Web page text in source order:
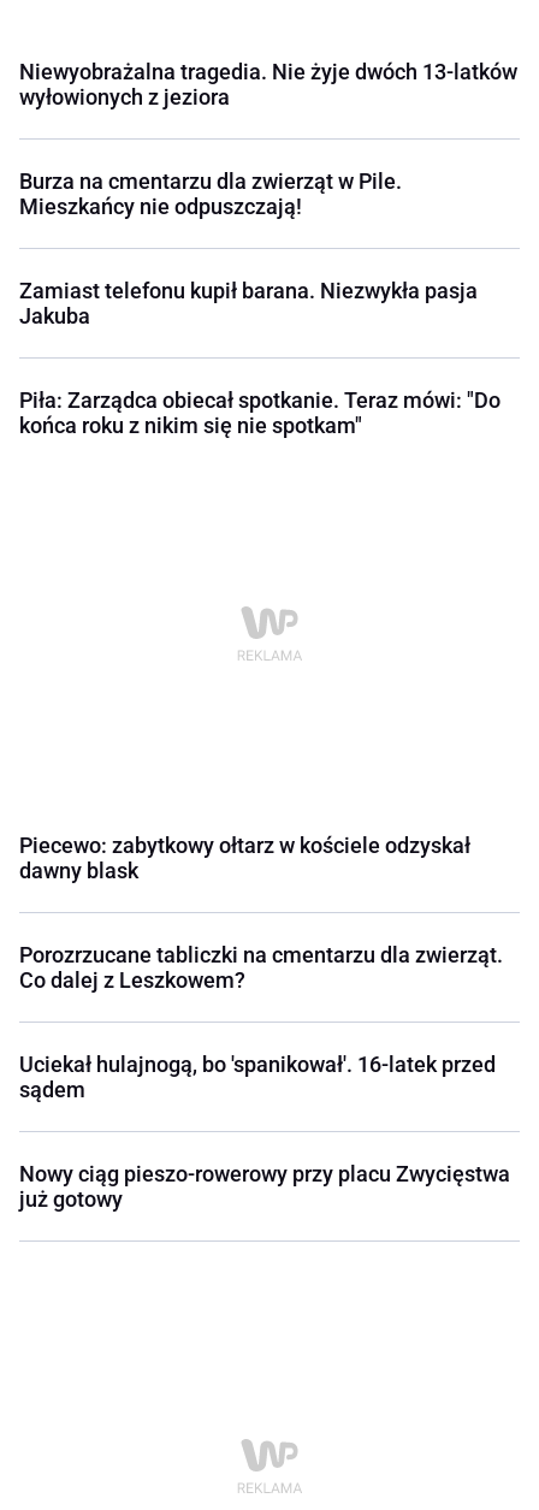
Niewyobrażalna tragedia. Nie żyje dwóch 13-latków
wyłowionych z jeziora
Burza na cmentarzu dla zwierząt w Pile.
Mieszkańcy nie odpuszczają!
Zamiast telefonu kupił barana. Niezwykła pasja
Jakuba
Piła: Zarządca obiecał spotkanie. Teraz mówi: "Do
końca roku z nikim się nie spotkam"
Piecewo: zabytkowy ołtarz w kościele odzyskał
dawny blask
Porozrzucane tabliczki na cmentarzu dla zwierząt.
Co dalej z Leszkowem?
Uciekał hulajnogą, bo 'spanikował'. 16-latek przed
sądem
Nowy ciąg pieszo-rowerowy przy placu Zwycięstwa
już gotowy